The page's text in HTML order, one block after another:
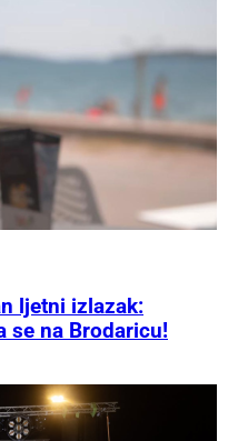
ljetni izlazak:
se na Brodaricu!